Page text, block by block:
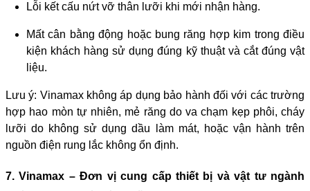
Lỗi kết cấu nứt vỡ thân lưỡi khi mới nhận hàng.
Mất cân bằng động hoặc bung răng hợp kim trong điều
kiện khách hàng sử dụng đúng kỹ thuật và cắt đúng vật
liệu.
Lưu ý: Vinamax không áp dụng bảo hành đối với các trường
hợp hao mòn tự nhiên, mẻ răng do va chạm kẹp phôi, cháy
lưỡi do không sử dụng dầu làm mát, hoặc vận hành trên
nguồn điện rung lắc không ổn định.
7. Vinamax – Đơn vị cung cấp thiết bị và vật tư ngành